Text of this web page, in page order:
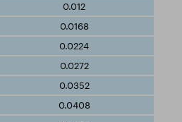
0.012
0.0168
0.0224
0.0272
0.0352
0.0408